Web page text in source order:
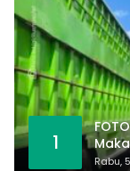
1
Rabu,